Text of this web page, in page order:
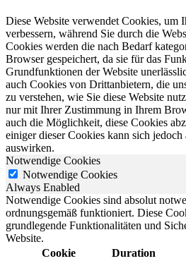
Diese Website verwendet Cookies, um
verbessern, während Sie durch die
Cookies werden die nach Bedarf
Browser gespeichert, da sie für das
Grundfunktionen der Website
auch Cookies von Drittanbietern, die
zu verstehen, wie Sie diese Website
nur mit Ihrer Zustimmung in Ihrem
auch die Möglichkeit, diese Cookies
einiger dieser Cookies kann sich
auswirken.
Notwendige Cookies
Notwendige Cookies
Always Enabled
Notwendige Cookies sind absolut
ordnungsgemäß funktioniert. Diese
grundlegende Funktionalitäten und
Website.
Cookie
Duration